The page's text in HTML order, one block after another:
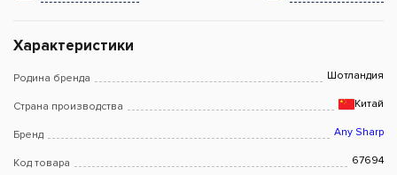
Характеристики
Родина бренда Шотландия
Страна производства Китай
Бренд Any Sharp
Код товара 67694